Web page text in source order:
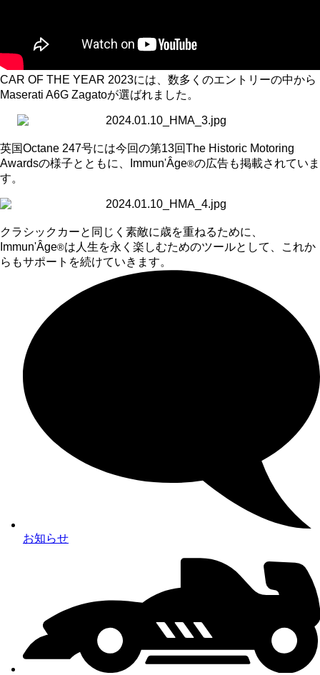
CAR OF THE YEAR 2023には、数多くのエントリーの中から
Maserati A6G Zagatoが選ばれました。
英国Octane 247号には今回の第13回The Historic Motoring
Awardsの様子とともに、 Immun'Âge®︎の広告も掲載されていま
す。
クラシックカーと同じく素敵に歳を重ねるために、
Immun'Âge®︎は人生を永く楽しむためのツールとして、これか
らもサポートを続けていきます。
お知らせ